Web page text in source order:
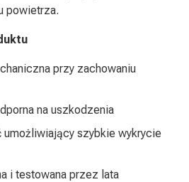
powietrza.
przy zachowaniu
na uszkodzenia
umożliwiający szybkie wykrycie
i testowana przez lata